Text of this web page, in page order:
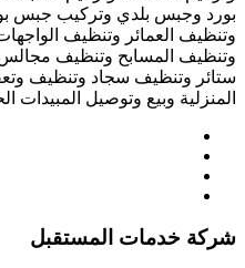
بورد وجبس بلدي وتركيب جبس
وتنظيف العمائر وتنظيف
وتنظيف المسابح وتنظيف
ستائر وتنظيف سجاد وتنظيف
المنزلية وبيع وتوصيل المبيدات
شركة خدمات المستقبل